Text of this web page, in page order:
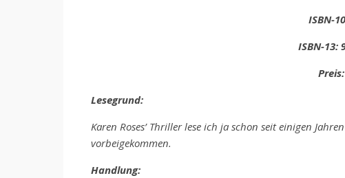
ISBN-
ISBN-13:
Lesegrund:
Karen Roses’ Thriller lese ich ja schon seit einigen
vorbeigekommen.
Handlung: